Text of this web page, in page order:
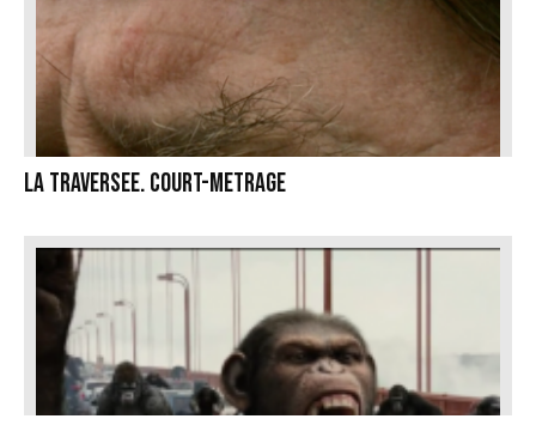
La Traversee. COURT-METRAGE